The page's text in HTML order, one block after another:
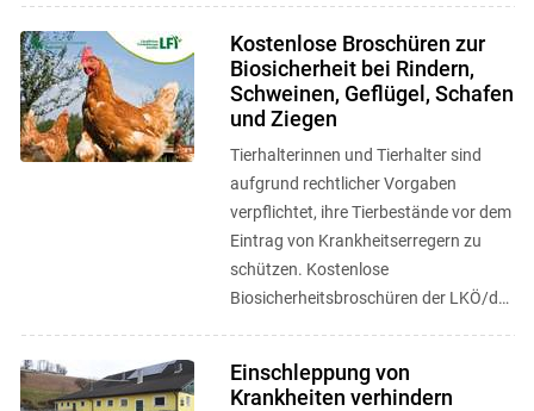
Kostenlose Broschüren zur
Biosicherheit bei Rindern,
Schweinen, Geflügel, Schafen
und Ziegen
Tierhalterinnen und Tierhalter sind
aufgrund rechtlicher Vorgaben
verpflichtet, ihre Tierbestände vor dem
Eintrag von Krankheitserregern zu
schützen. Kostenlose
Biosicherheitsbroschüren der LKÖ/des
Einschleppung von
Krankheiten verhindern